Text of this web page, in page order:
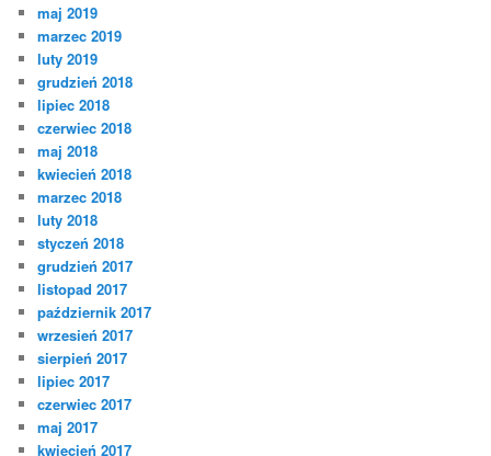
maj 2019
marzec 2019
luty 2019
grudzień 2018
lipiec 2018
czerwiec 2018
maj 2018
kwiecień 2018
marzec 2018
luty 2018
styczeń 2018
grudzień 2017
listopad 2017
październik 2017
wrzesień 2017
sierpień 2017
lipiec 2017
czerwiec 2017
maj 2017
kwiecień 2017